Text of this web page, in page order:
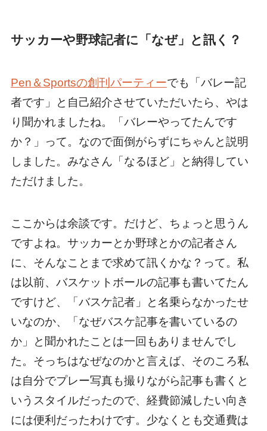
サッカーや野球記者に「なぜ」と訊く？
Pen＆Sportsの創刊パーティーでも「バレー記
者です」と自己紹介させていただいたら、やは
り聞かれましたね。「バレーやってたんです
か？」って。なので面倒がらずにちゃんと説明
しました。みなさん「なるほど」と納得してい
ただけました。
ここからは余談です。だけど、ちょっと思うん
ですよね。サッカーとか野球とかの記者さん
に、そんなことまで求めて訊くかな？って。私
は以前、バスケットボールの記事も書いてたん
ですけど、「バスケ記者」と名乗らなかったせ
いなのか、「なぜバスケ記事を書いているの
か」と聞かれたことは一回もありませんでし
た。そっちはなぜなのかと言えば、そのころ私
は自分でプレー写真も撮りながら記事も書くと
いうスタイルだったので、経費節減したい向き
には便利だったわけです。少なくとも交通費は